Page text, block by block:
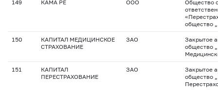
149 КАМА РЕ ООО
Общество
общество
150
КАПИТАЛ МЕДИЦИНСКОЕ
СТРАХОВАНИЕ
ЗАО
Закрытое
общество
151
КАПИТАЛ
ПЕРЕСТРАХОВАНИЕ
ЗАО
Закрытое
общество